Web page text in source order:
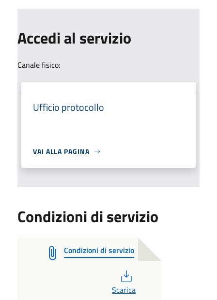
Accedi al servizio
Canale fisico:
Ufficio protocollo
VAI ALLA PAGINA
Condizioni di servizio
Condizioni di servizio
Scarica